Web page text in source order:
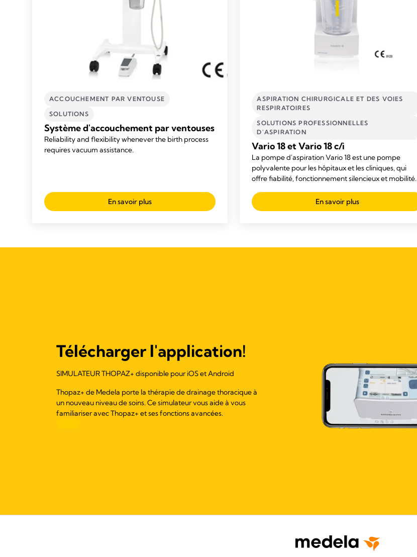
ACCOUCHEMENT PAR VENTOUSE
SOLUTIONS
Système d'accouchement par ventouses
Reliability and flexibility whenever the birth process
requires vacuum assistance.
En savoir plus
ASPIRATION CHIRURGICALE ET DES VOIES
RESPIRATOIRES
SOLUTIONS PROFESSIONNELLES
D'ASPIRATION
Vario 18 et Vario 18 c/i
La pompe d'aspiration Vario 18 est une pompe
polyvalente pour les hôpitaux et les cliniques, qui
offre fiabilité, fonctionnement silencieux et mobilité.
En savoir plus
Télécharger l'application!
SIMULATEUR THOPAZ+ disponible pour iOS et Android
Thopaz+ de Medela porte la thérapie de drainage thoracique à
un nouveau niveau de soins. Ce simulateur vous aide à vous
familiariser avec Thopaz+ et ses fonctions avancées.